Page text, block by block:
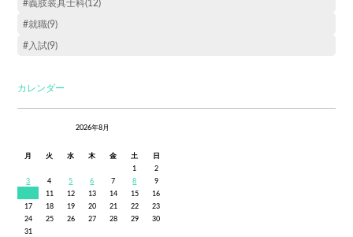
#就職(9)
#入試(9)
カレンダー
2026年8月
月 火 水 木 金 土
日
1
2
3
4 5 6 7 8
9
11 12 13 14 15
16
17
18 19 20 21 22
23
24
25 26 27 28 29
30
31